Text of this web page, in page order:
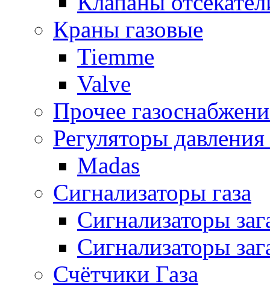
Краны газовые
Tiemme
Valve
Прочее
Регуляторы давления
Madas
Сигнализаторы газа
Сигнализаторы
Сигнализаторы
Счётчики Газа